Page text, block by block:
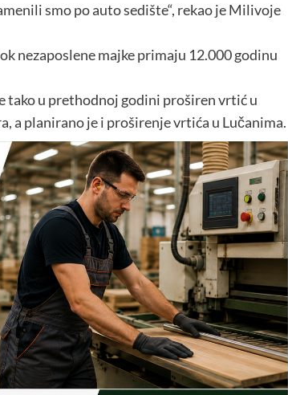
smo po auto sedište“, rekao je Milivoje
nezaposlene majke primaju 12.000 godinu
tako u prethodnoj godini proširen vrtić u
a planirano je i proširenje vrtića u Lučanima.